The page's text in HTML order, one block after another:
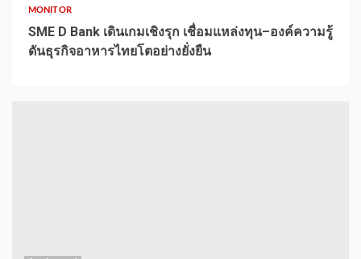
MONITOR
SME D Bank เดินเกมเชิงรุก เชื่อมแหล่งทุน–องค์ความรู้
ดันธุรกิจอาหารไทยโตอย่างยั่งยืน